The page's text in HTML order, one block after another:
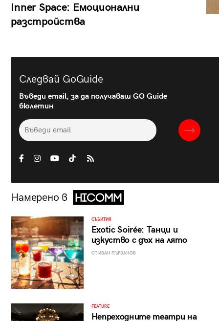
Inner Space: Емоционални
разстройства
Следвай GoGuide
Въведи email, за да получаваш GO Guide
бюлетин
Намерено в
СЪБИТИЯ
Exotic Soirée: Танци и
изкуство с дъх на лято
ОТ ИВАН ПЪРВАНОВ
FEATURE
Непреходните театри на